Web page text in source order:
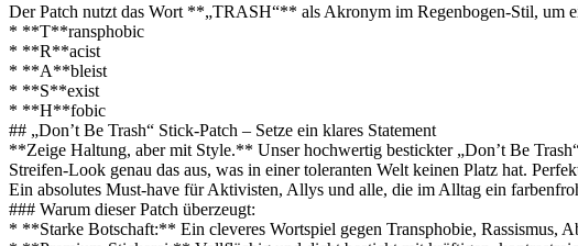
Der Patch nutzt das Wort **„TRASH“** als Akronym im Regenbogen-Stil, um
* **T**ransphobic
* **R**acist
* **A**bleist
* **S**exist
* **H**fobic
## „Don’t Be Trash“ Stick-Patch – Setze ein klares Statement
**Zeige Haltung, aber mit Style.** Unser hochwertig bestickter „Don’t Be
Streifen-Look genau das aus, was in einer toleranten Welt keinen Platz hat.
Ein absolutes Must-have für Aktivisten, Allys und alle, die im Alltag ein
### Warum dieser Patch überzeugt:
* **Starke Botschaft:** Ein cleveres Wortspiel gegen Transphobie, Rassismus,